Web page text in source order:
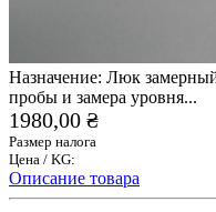
Назначение: Люк
пробы и замера уровня...
1980,00 ₴
Размер налога
Цена / KG:
Описание товара